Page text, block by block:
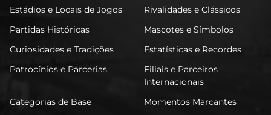
Estádios e Locais de Jogos
Rivalidades e Clássicos
Partidas Históricas
Mascotes e Símbolos
Curiosidades e Tradições
Estatísticas e Recordes
Patrocínios e Parcerias
Filiais e Parceiros
Internacionais
Categorias de Base
Momentos Marcantes